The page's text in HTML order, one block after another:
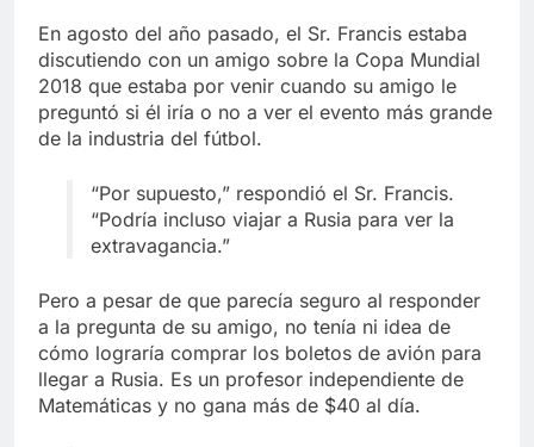
En agosto del año pasado, el Sr. Francis estaba
discutiendo con un amigo sobre la Copa Mundial
2018 que estaba por venir cuando su amigo le
preguntó si él iría o no a ver el evento más grande
de la industria del fútbol.
“Por supuesto,” respondió el Sr. Francis.
“Podría incluso viajar a Rusia para ver la
extravagancia.”
Pero a pesar de que parecía seguro al responder
a la pregunta de su amigo, no tenía ni idea de
cómo lograría comprar los boletos de avión para
llegar a Rusia. Es un profesor independiente de
Matemáticas y no gana más de $40 al día.